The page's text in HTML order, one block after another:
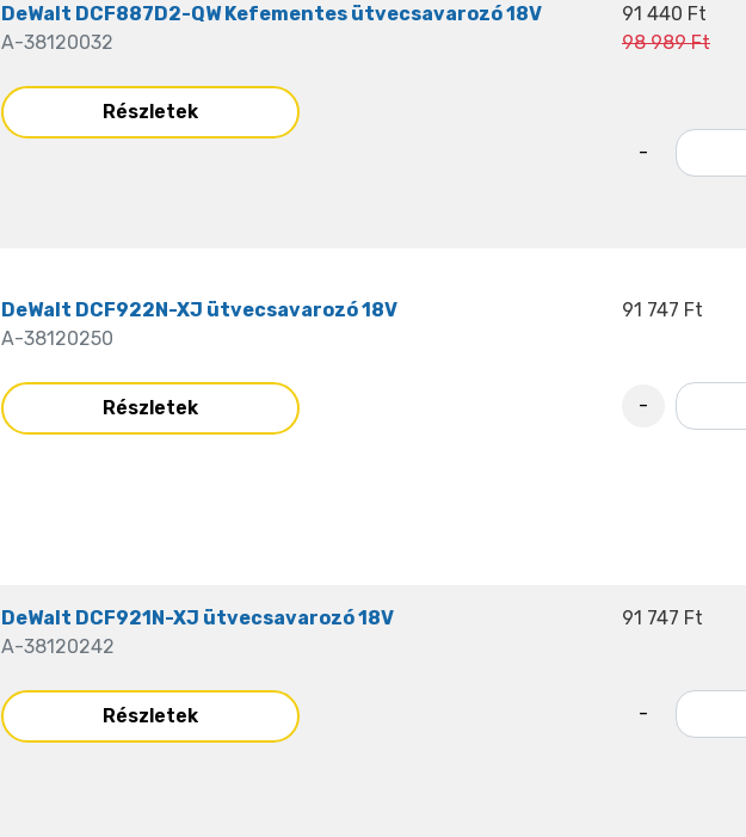
DeWalt DCF887D2-QW Kefementes ütvecsavarozó 18V
A-38120032
Részletek
91 440 Ft
98 989 Ft
-
DeWalt DCF922N-XJ ütvecsavarozó 18V
A-38120250
Részletek
91 747 Ft
-
DeWalt DCF921N-XJ ütvecsavarozó 18V
A-38120242
Részletek
91 747 Ft
-